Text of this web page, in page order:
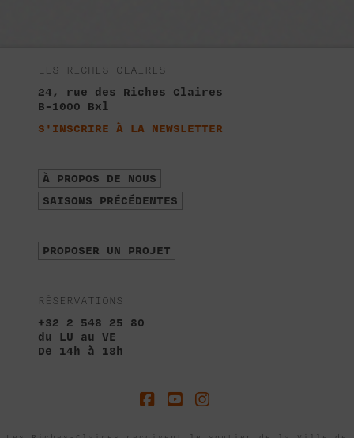
LES RICHES-CLAIRES
24, rue des Riches Claires
B-1000 Bxl
S'INSCRIRE À LA NEWSLETTER
À PROPOS DE NOUS
SAISONS PRÉCÉDENTES
PROPOSER UN PROJET
RÉSERVATIONS
+32 2 548 25 80
du LU au VE
De 14h à 18h